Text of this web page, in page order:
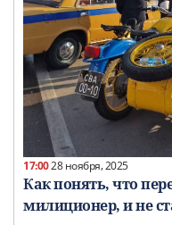
17:0028 ноября, 2025
Как понять, что
милиционер, и не